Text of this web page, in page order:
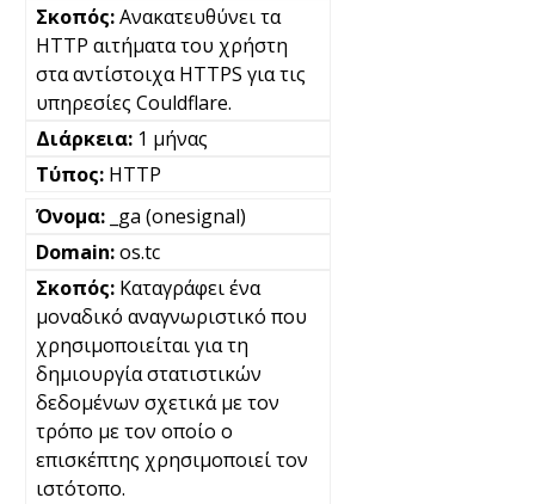
Ανακατευθύνει τα
HTTP αιτήματα του χρήστη
στα αντίστοιχα HTTPS για τις
υπηρεσίες Couldflare.
1 μήνας
HTTP
_ga (onesignal)
os.tc
Καταγράφει ένα
μοναδικό αναγνωριστικό που
χρησιμοποιείται για τη
δημιουργία στατιστικών
δεδομένων σχετικά με τον
τρόπο με τον οποίο ο
επισκέπτης χρησιμοποιεί τον
ιστότοπο.